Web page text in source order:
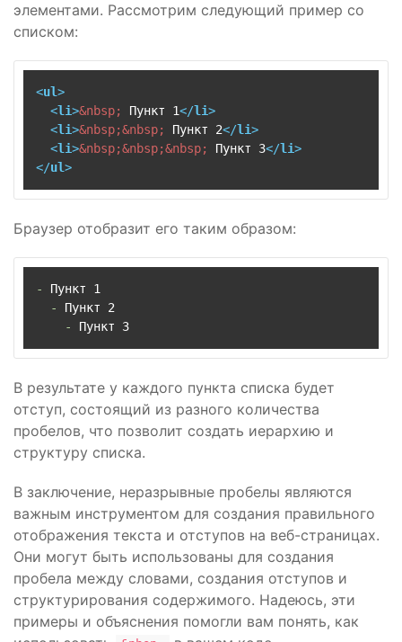
элементами. Рассмотрим следующий пример со
списком:
<ul>
<li>&nbsp; Пункт 1</li>
<li>&nbsp;&nbsp; Пункт 2</li>
<li>&nbsp;&nbsp;&nbsp; Пункт 3</li>
</ul>
Браузер отобразит его таким образом:
-
  -
    -
Пункт 3
В результате у каждого пункта списка будет
отступ, состоящий из разного количества
пробелов, что позволит создать иерархию и
структуру списка.
В заключение, неразрывные пробелы являются
важным инструментом для создания правильного
отображения текста и отступов на веб-страницах.
Они могут быть использованы для создания
пробела между словами, создания отступов и
структурирования содержимого. Надеюсь, эти
примеры и объяснения помогли вам понять, как